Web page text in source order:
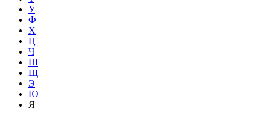
У
Ф
Х
Ц
Ч
Ш
Щ
Э
Ю
Я